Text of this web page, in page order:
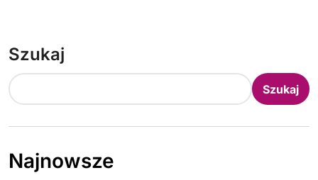
Szukaj
Szukaj
Najnowsze